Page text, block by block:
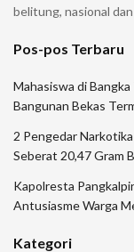
belitung, nasional
Pos-pos Terbaru
Mahasiswa di
Bangunan Bekas
2 Pengedar
Seberat 20,47 Gram
Kapolresta
Antusiasme Warga
Kategori